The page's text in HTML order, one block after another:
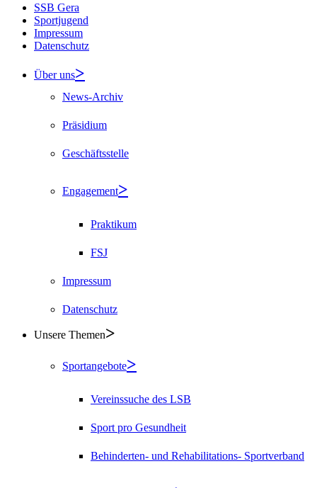
SSB Gera
Sportjugend
Impressum
Datenschutz
Über uns
News-Archiv
Präsidium
Geschäftsstelle
Engagement
Praktikum
FSJ
Impressum
Datenschutz
Unsere Themen
Sportangebote
Vereinssuche des LSB
Sport pro Gesundheit
Behinderten- und Rehabilitations- Sportverband